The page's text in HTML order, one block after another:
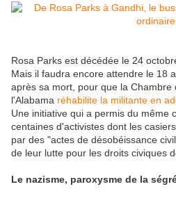
Rosa Parks est décédée le 24
Mais il faudra encore attendre le 18
après sa mort, pour que la Chambre
l'Alabama réhabilite la militante en
Une initiative qui a permis du même
centaines d'activistes dont les
par des "actes de désobéissance
de leur lutte pour les droits civiques
Le nazisme, paroxysme de la